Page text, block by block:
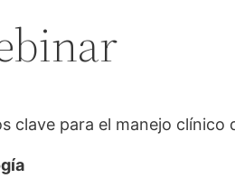
clave para el manejo clínico